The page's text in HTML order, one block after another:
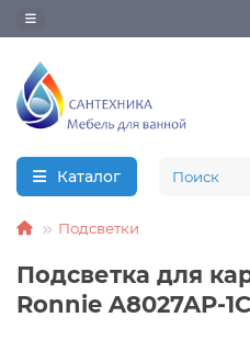
Каталог
Подсветки
Подсветка для
Ronnie A8027AP-